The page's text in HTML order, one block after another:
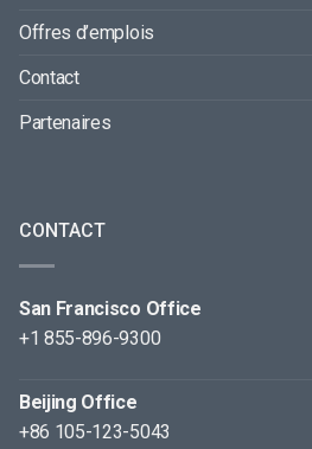
Offres d’emplois
Contact
Partenaires
CONTACT
San Francisco Office
+1 855-896-9300
Beijing Office
+86 105-123-5043